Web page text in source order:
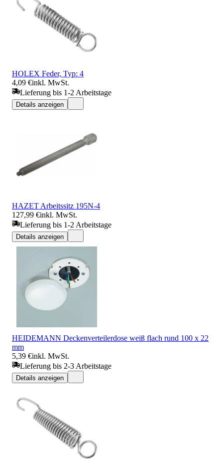
HOLEX Feder, Typ: 4
4,09 €inkl. MwSt.
Lieferung bis 1-2 Arbeitstage
Details anzeigen
HAZET Arbeitssitz 195N-4
127,99 €inkl. MwSt.
Lieferung bis 1-2 Arbeitstage
Details anzeigen
HEIDEMANN Deckenverteilerdose weiß flach rund 100 x 22
mm
5,39 €inkl. MwSt.
Lieferung bis 2-3 Arbeitstage
Details anzeigen